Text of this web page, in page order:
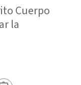
Cuerpo
la